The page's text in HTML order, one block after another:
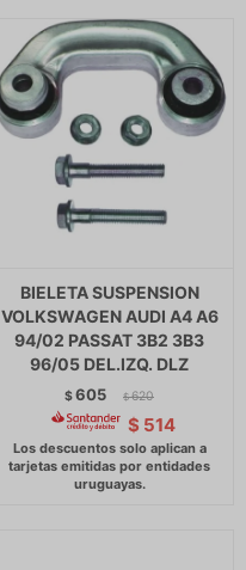
BIELETA SUSPENSION
VOLKSWAGEN AUDI A4 A6
94/02 PASSAT 3B2 3B3
96/05 DEL.IZQ. DLZ
$605 $ 620
$ 514